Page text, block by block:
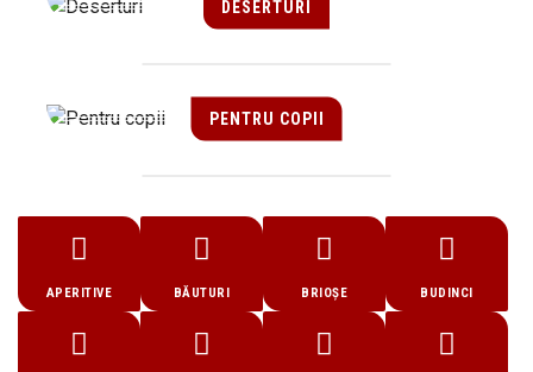
DESERTURI
APERITIVE BĂUTURI BRIOȘE BUDINCI
PENTRU COPII